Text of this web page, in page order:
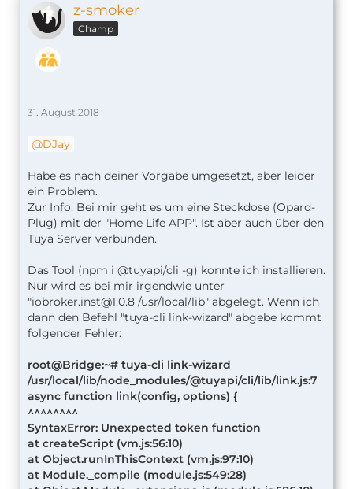
z-smoker
Champ
31. August 2018
DJay
Habe es nach deiner Vorgabe umgesetzt, aber leider
ein Problem.
Zur Info: Bei mir geht es um eine Steckdose (Opard-
Plug) mit der "Home Life APP". Ist aber auch über den
Tuya Server verbunden.
Das Tool (npm i @tuyapi/cli -g) konnte ich installieren.
Nur wird es bei mir irgendwie unter
"iobroker.inst@1.0.8 /usr/local/lib" abgelegt. Wenn ich
dann den Befehl "tuya-cli link-wizard" abgebe kommt
folgender Fehler:
root@Bridge:~# tuya-cli link-wizard
/usr/local/lib/node_modules/@tuyapi/cli/lib/link.js:7
async function link(config, options) {
^^^^^^^^
SyntaxError: Unexpected token function
at createScript (vm.js:56:10)
at Object.runInThisContext (vm.js:97:10)
at Module._compile (module.js:549:28)